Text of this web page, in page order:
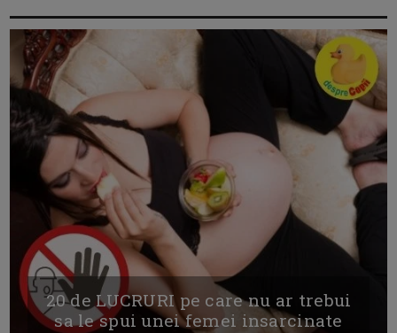
20 de LUCRURI pe care nu ar trebui
sa le spui unei femei insarcinate